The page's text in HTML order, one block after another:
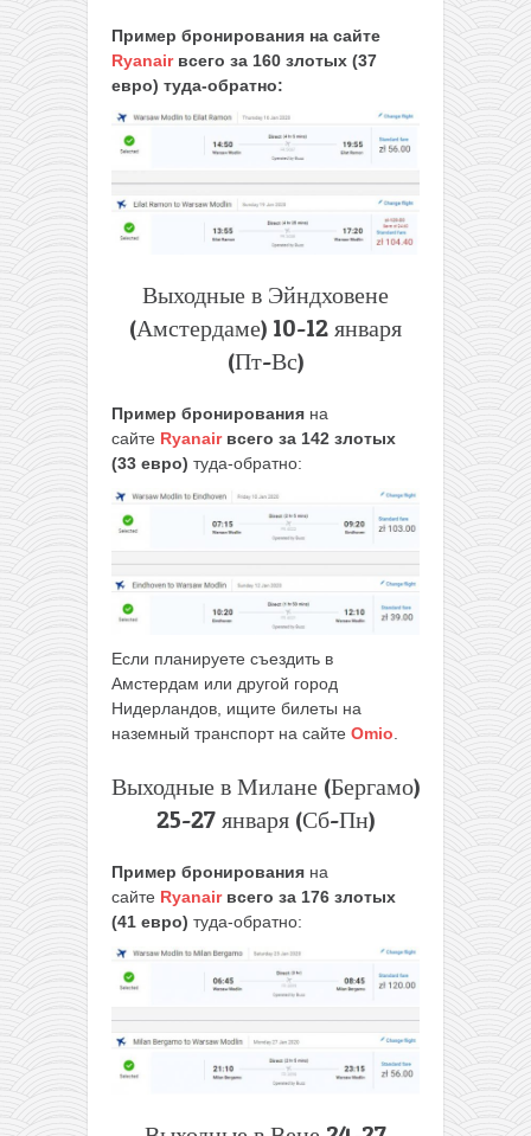
Пример бронирования на сайте
Ryanairвсего за 160 злотых (37
евро) туда-обратно:
Выходные в Эйндховене
(Амстердаме) 10-12 января
(Пт-Вс)
Пример бронирования на
сайте Ryanair всего за 142 злотых
(33 евро) туда-обратно:
Если планируете съездить в
Амстердам или другой город
Нидерландов, ищите билеты на
наземный транспорт на сайте Omio
Выходные в Милане (Бергамо)
25-27 января (Сб-Пн)
Пример бронирования на
сайте Ryanair всего за 176 злотых
(41 евро) туда-обратно: